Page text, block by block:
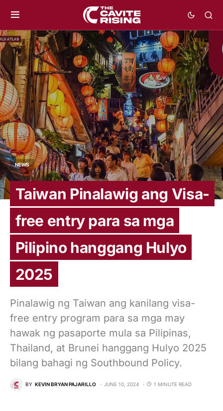
NEWS
Taiwan Pinalawig ang Visa-
free entry para sa mga
Pilipino hanggang Hulyo
2025
Pinalawig ng Taiwan ang kanilang visa-
free entry program para sa mga may
hawak ng pasaporte mula sa Pilipinas,
Thailand, at Brunei hanggang Hulyo 2025
bilang bahagi ng Southbound Policy.
BY KEVIN BRYAN PAJARILLO JUNE 10, 2024 1 MINUTE READ